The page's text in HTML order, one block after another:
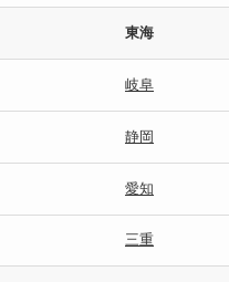
東海
岐阜
静岡
愛知
三重